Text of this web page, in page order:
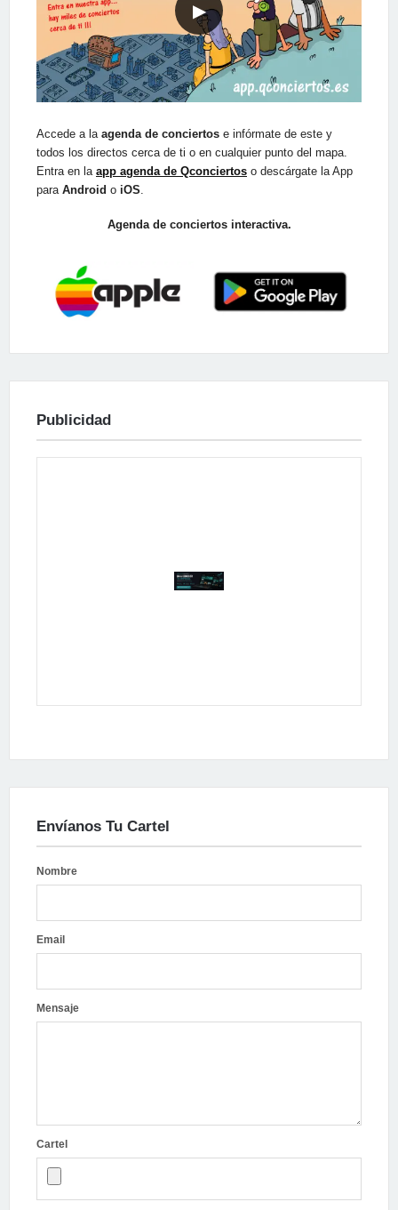
▶
Accede a la agenda de conciertos e infórmate de este y
todos los directos cerca de ti o en cualquier punto del mapa.
Entra en la app agenda de Qconciertos o descárgate la App
para Android o iOS.
Agenda de conciertos interactiva.
Publicidad
Publicidad
Envíanos Tu Cartel
Nombre
Email
Mensaje
Cartel